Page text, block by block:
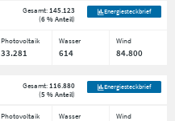
Gesamt:145.123
(6 % Anteil)
Energiesteckbrief
Photovoltaik Wasser Wind
33.281 614 84.800
Gesamt: 116.880
(5 % Anteil)
Energiesteckbrief
Photovoltaik Wasser Wind